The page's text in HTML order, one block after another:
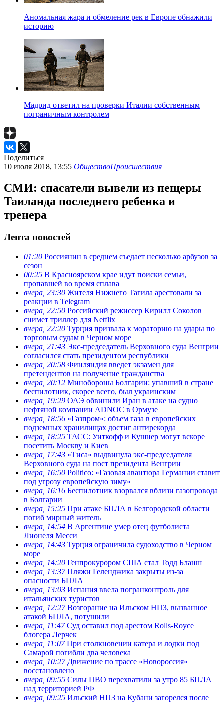
Аномальная жара и обмеление рек в Европе обнажили
историю
Мадрид ответил на проверки Италии собственным
пограничным контролем
Поделиться
10 июля 2018, 13:55 ОбществоПроисшествия
СМИ: спасатели вывели из пещеры
Таиланда последнего ребенка и
тренера
Лента новостей
01:20 Россиянин в среднем съедает несколько арбузов за
сезон
00:25 В Красноярском крае идут поиски семьи,
пропавшей во время сплава
вчера, 23:30 Жителя Нижнего Тагила арестовали за
реакции в Теlegram
вчера, 22:50 Российский режиссер Кирилл Соколов
снимет триллер для Netflix
вчера, 22:20 Турция призвала к мораторию на удары по
торговым судам в Черном море
вчера, 21:43 Экс-председатель Верховного суда Венгрии
согласился стать президентом республики
вчера, 20:58 Финляндия введет экзамен для
претендентов на получение гражданства
вчера, 20:12 Минобороны Болгарии: упавший в стране
беспилотник, скорее всего, был украинским
вчера, 19:29 ОАЭ обвинили Иран в атаке на судно
нефтяной компании ADNOC в Ормузе
вчера, 18:56 «Газпром»: объем газа в европейских
подземных хранилищах достиг антирекорда
вчера, 18:25 ТАСС: Уиткофф и Кушнер могут вскоре
посетить Москву и Киев
вчера, 17:43 «Тиса» выдвинула экс-председателя
Верховного суда на пост президента Венгрии
вчера, 16:50 Politico: «Газовая авантюра Германии ставит
под угрозу европейскую зиму»
вчера, 16:16 Беспилотник взорвался вблизи газопровода
в Болгарии
вчера, 15:25 При атаке БПЛА в Белгородской области
погиб мирный житель
вчера, 14:54 В Аргентине умер отец футболиста
Лионеля Месси
вчера, 14:43 Турция ограничила судоходство в Черном
море
вчера, 14:20 Генпрокурором США стал Тодд Бланш
вчера, 13:37Пляжи Геленджика закрыты из-за
опасности БПЛА
вчера, 13:03 Испания ввела погранконтроль для
итальянских туристов
вчера, 12:27Возгорание на Ильском НПЗ, вызванное
атакой БПЛА, потушили
вчера, 11:47Суд оставил под арестом Rolls-Royce
блогера Лерчек
вчера, 11:07При столкновении катера и лодки под
Самарой погибли два человека
вчера, 10:27Движение по трассе «Новороссия»
восстановлено
вчера, 09:55 Силы ПВО перехватили за утро 85 БПЛА
над территорией РФ
вчера, 09:25 Ильский НПЗ на Кубани загорелся после